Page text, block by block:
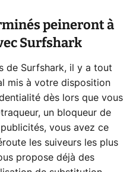
peineront à
Surfshark
de Surfshark, il y a tout
mis à votre disposition
dès lors que vous
un bloqueur de
vous avez ce
les suiveurs les plus
propose déjà des